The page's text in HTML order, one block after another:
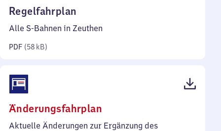
Regelfahrplan
58
Alle S-Bahnen in Zeuthen
PDF (58 kB)
Änderungsfahrplan
544
Aktuelle Änderungen zur Ergänzung des